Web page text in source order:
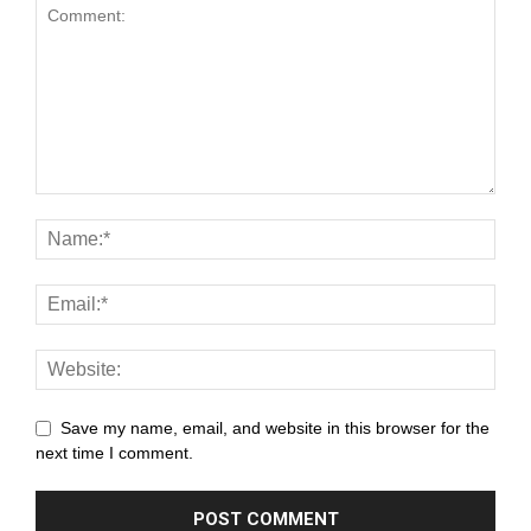
panel
panel
panel
panel
Save my name, email, and website in this browser for the
next time I comment.